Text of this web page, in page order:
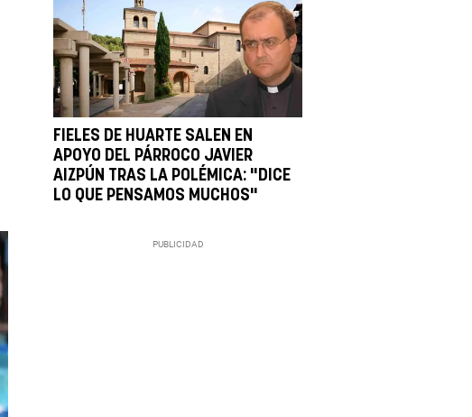
FIELES DE HUARTE SALEN EN
APOYO DEL PÁRROCO JAVIER
AIZPÚN TRAS LA POLÉMICA: "DICE
LO QUE PENSAMOS MUCHOS"